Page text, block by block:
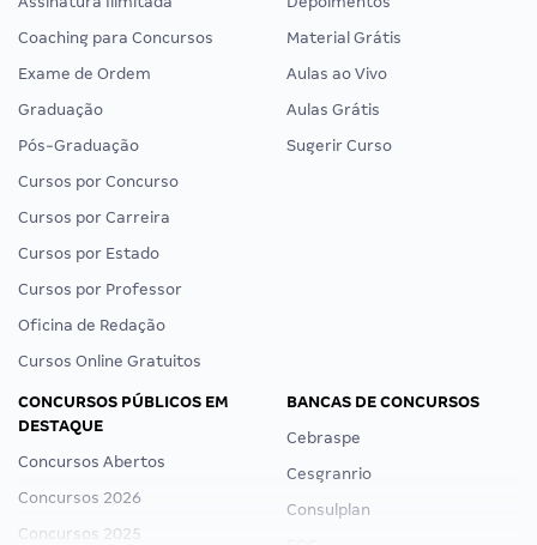
Coaching para Concursos
Exame de Ordem
Graduação
Pós-Graduação
Cursos por Concurso
Cursos por Carreira
Cursos por Estado
Cursos por Professor
Oficina de Redação
Cursos Online Gratuitos
Material Grátis
Aulas ao Vivo
Aulas Grátis
Sugerir Curso
CONCURSOS PÚBLICOS EM
DESTAQUE
Concursos Abertos
Concursos 2026
Concursos 2025
BANCAS DE CONCURSOS
Cebraspe
Cesgranrio
Consulplan